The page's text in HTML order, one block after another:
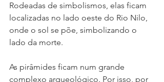
Rodeadas de simbolismos, elas ficam
localizadas no lado oeste do Rio Nilo,
onde o sol se põe, simbolizando o
lado da morte.
As pirâmides ficam num grande
complexo arqueológico. Por isso, por